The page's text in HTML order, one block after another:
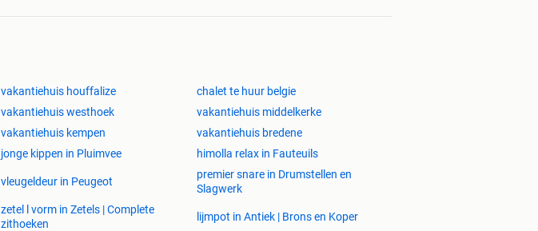
vakantiehuis houffalize
chalet te huur belgie
vakantiehuis westhoek
vakantiehuis middelkerke
vakantiehuis kempen
vakantiehuis bredene
jonge kippen in Pluimvee himolla relax in Fauteuils
vleugeldeur in Peugeot
premier snare in Drumstellen en
Slagwerk
zetel l vorm in Zetels | Complete
zithoeken
lijmpot in Antiek | Brons en Koper